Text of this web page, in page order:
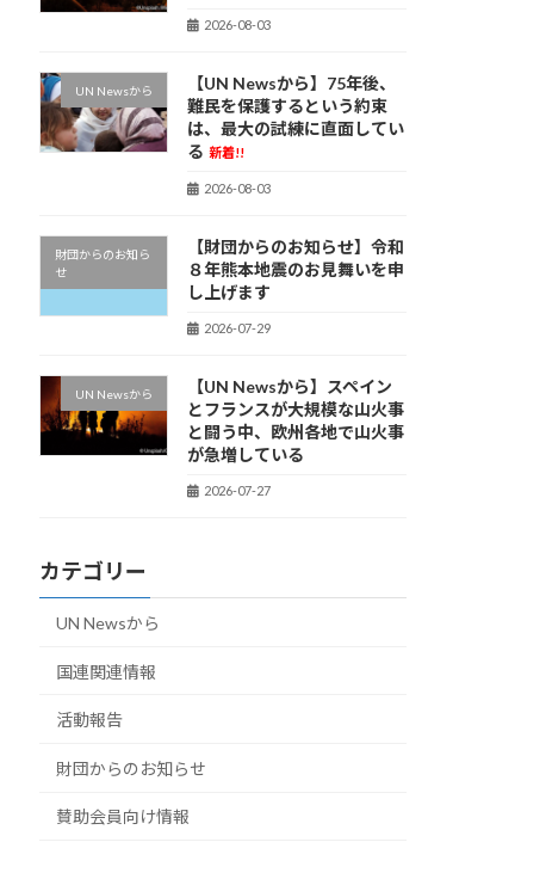
2026-08-03
UN Newsから
【UN Newsから】75年後、
難民を保護するという約束
は、最大の試練に直面してい
る 新着!!
2026-08-03
財団からのお知ら
せ
【財団からのお知らせ】令和
８年熊本地震のお見舞いを申
し上げます
2026-07-29
UN Newsから
【UN Newsから】スペイン
とフランスが大規模な山火事
と闘う中、欧州各地で山火事
が急増している
2026-07-27
カテゴリー
UN Newsから
国連関連情報
活動報告
財団からのお知らせ
賛助会員向け情報